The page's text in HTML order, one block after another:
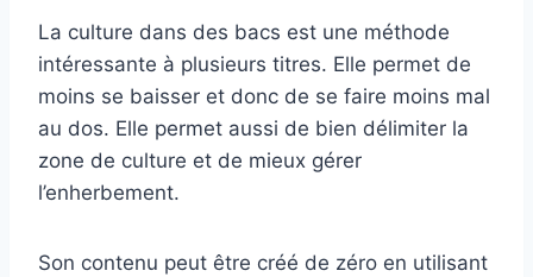
La culture dans des bacs est une méthode
intéressante à plusieurs titres. Elle permet de
moins se baisser et donc de se faire moins mal
au dos. Elle permet aussi de bien délimiter la
zone de culture et de mieux gérer
l’enherbement.
Son contenu peut être créé de zéro en utilisant